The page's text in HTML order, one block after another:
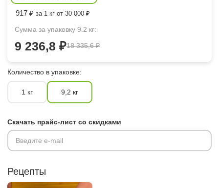
917 ₽ за 1 кг от 30 000 ₽
Сумма за упаковку 9.2 кг:
9 236,8 ₽18 335,6 ₽
Количество в упаковке:
1 кг 9,2 кг
Скачать прайс-лист со скидками
Введите e-mail
Рецепты